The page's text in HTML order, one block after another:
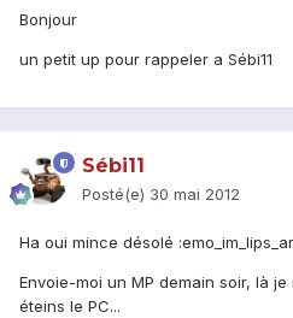
Bonjour
un petit up pour rappeler a Sébi11
Sébi11
Posté(e) 30 mai 2012
Ha oui mince désolé
Envoie-moi un MP demain soir, là
éteins le PC...